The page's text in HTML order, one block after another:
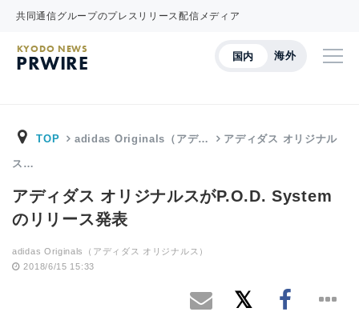
共同通信グループのプレスリリース配信メディア
国内 海外
KYODO NEWS
PRWIRE
TOP adidas Originals（アデ… アディダス オリジナル
ス…
アディダス オリジナルスがP.O.D. System
のリリース発表
adidas Originals（アディダス オリジナルス）
2018/6/15 15:33